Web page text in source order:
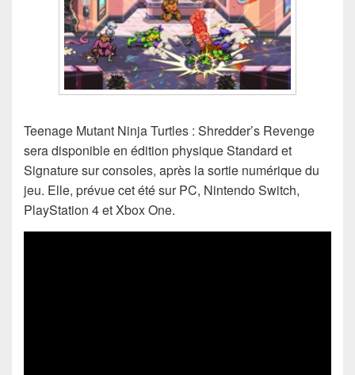
Teenage Mutant Ninja Turtles : Shredder’s Revenge
sera disponible en édition physique Standard et
Signature sur consoles, après la sortie numérique du
jeu. Elle, prévue cet été sur PC, Nintendo Switch,
PlayStation 4 et Xbox One.